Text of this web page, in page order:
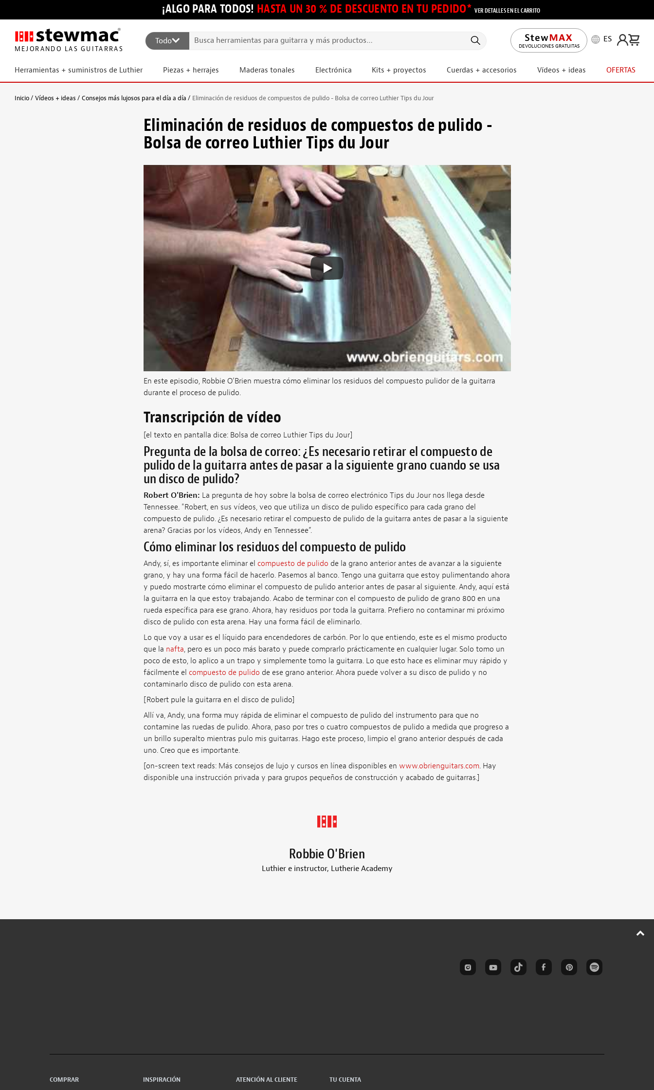
¡ALGO PARA TODOS! HASTA UN 30 % DE DESCUENTO EN TU PEDIDO*VER DETALLES EN EL CARRITO
MEJORANDO LAS GUITARRAS
Todo
DEVOLUCIONES GRATUITAS
ES
Herramientas + suministros de Luthier Piezas + herrajes Maderas tonales Electrónica Kits + proyectos Cuerdas + accesorios Vídeos + ideas OFERTAS
Inicio Vídeos + ideas Consejos más lujosos para el día a día Eliminación de residuos de compuestos de pulido - Bolsa de correo Luthier Tips du Jour
Eliminación de residuos de compuestos de pulido -
Bolsa de correo Luthier Tips du Jour
En este episodio, Robbie O’Brien muestra cómo eliminar los residuos del compuesto pulidor de la guitarra
durante el proceso de pulido.
Transcripción de vídeo
[el texto en pantalla dice: Bolsa de correo Luthier Tips du Jour]
Pregunta de la bolsa de correo: ¿Es necesario retirar el compuesto de
pulido de la guitarra antes de pasar a la siguiente grano cuando se usa
un disco de pulido?
Robert O'Brien: La pregunta de hoy sobre la bolsa de correo electrónico Tips du Jour nos llega desde
Tennessee. "Robert, en sus vídeos, veo que utiliza un disco de pulido específico para cada grano del
compuesto de pulido. ¿Es necesario retirar el compuesto de pulido de la guitarra antes de pasar a la siguiente
arena? Gracias por los vídeos, Andy en Tennessee”.
Cómo eliminar los residuos del compuesto de pulido
Andy, sí, es importante eliminar el compuesto de pulido de la grano anterior antes de avanzar a la siguiente
grano, y hay una forma fácil de hacerlo. Pasemos al banco. Tengo una guitarra que estoy pulimentando ahora
y puedo mostrarte cómo eliminar el compuesto de pulido anterior antes de pasar al siguiente. Andy, aquí está
la guitarra en la que estoy trabajando. Acabo de terminar con el compuesto de pulido de grano 800 en una
rueda específica para ese grano. Ahora, hay residuos por toda la guitarra. Prefiero no contaminar mi próximo
disco de pulido con esta arena. Hay una forma fácil de eliminarlo.
Lo que voy a usar es el líquido para encendedores de carbón. Por lo que entiendo, este es el mismo producto
que la nafta, pero es un poco más barato y puede comprarlo prácticamente en cualquier lugar. Solo tomo un
poco de esto, lo aplico a un trapo y simplemente tomo la guitarra. Lo que esto hace es eliminar muy rápido y
fácilmente el compuesto de pulido de ese grano anterior. Ahora puede volver a su disco de pulido y no
contaminarlo disco de pulido con esta arena.
[Robert pule la guitarra en el disco de pulido]
Allí va, Andy, una forma muy rápida de eliminar el compuesto de pulido del instrumento para que no
contamine las ruedas de pulido. Ahora, paso por tres o cuatro compuestos de pulido a medida que progreso a
un brillo superalto mientras pulo mis guitarras. Hago este proceso, limpio el grano anterior después de cada
uno. Creo que es importante.
[on-screen text reads: Más consejos de lujo y cursos en línea disponibles en www.obrienguitars.com. Hay
disponible una instrucción privada y para grupos pequeños de construcción y acabado de guitarras.]
Robbie O'Brien
Luthier e instructor, Lutherie Academy
COMPRAR INSPIRACIÓN ATENCIÓN AL CLIENTE TU CUENTA